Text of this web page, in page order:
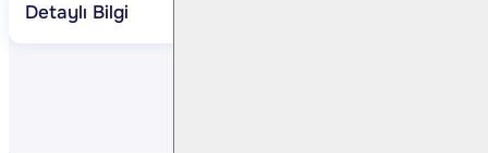
Detaylı Bilgi